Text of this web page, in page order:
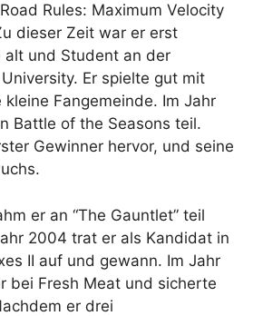
Rules: Maximum Velocity
dieser Zeit war er erst
alt und Student an der
Er spielte gut mit
Fangemeinde. Im Jahr
Battle of the Seasons teil.
Gewinner hervor, und seine
er an “The Gauntlet” teil
2004 trat er als Kandidat in
II auf und gewann. Im Jahr
bei Fresh Meat und sicherte
er drei